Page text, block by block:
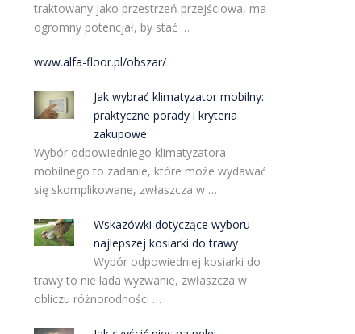
traktowany jako przestrzeń przejściowa, ma
ogromny potencjał, by stać …
www.alfa-floor.pl/obszar/
Jak wybrać klimatyzator mobilny:
praktyczne porady i kryteria
zakupowe
Wybór odpowiedniego klimatyzatora
mobilnego to zadanie, które może wydawać
się skomplikowane, zwłaszcza w …
Wskazówki dotyczące wyboru
najlepszej kosiarki do trawy
Wybór odpowiedniej kosiarki do
trawy to nie lada wyzwanie, zwłaszcza w
obliczu różnorodności …